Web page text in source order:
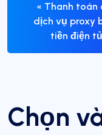
« Thanh toán
dịch vụ proxy
tiền điện
Chọn